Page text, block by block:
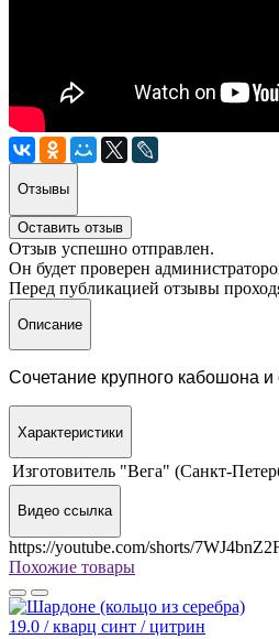
Отзывы
Оставить отзыв
Отзыв успешно отправлен.
Он будет проверен
Перед публикацией отзывы
Описание
Сочетание крупного кабошона
Характеристики
Изготовитель "Вега" (Санкт-
Видео ссылка
https://youtube.com/shorts/
Похожие товары
19.0 / кварц синт / цитрин